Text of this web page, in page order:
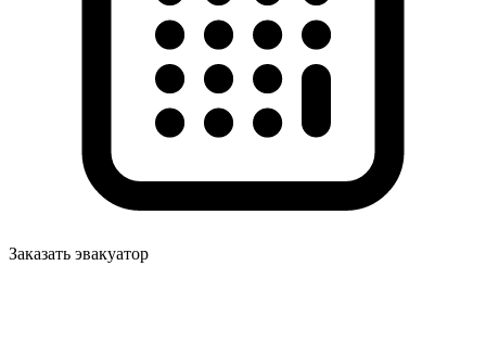
Заказать эвакуатор